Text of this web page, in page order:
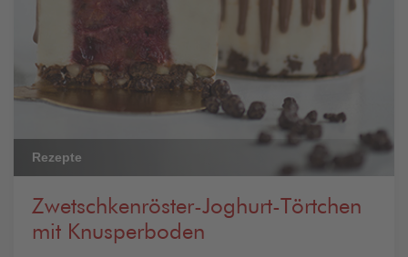
Rezepte
Zwetschkenröster-Joghurt-Törtchen
mit Knusperboden